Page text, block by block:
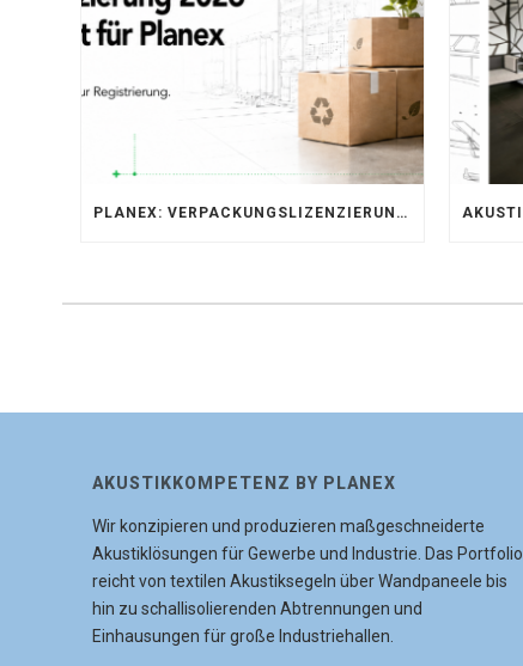
PLANEX: VERPACKUNGSLIZENZIERUNG ÜBER LIZENZERO & LUCID 2026
AKUSTIKKOMPETENZ BY PLANEX
Wir konzipieren und produzieren maßgeschneiderte
Akustiklösungen für Gewerbe und Industrie. Das Portfolio
reicht von textilen Akustiksegeln über Wandpaneele bis
hin zu schallisolierenden Abtrennungen und
Einhausungen für große Industriehallen.